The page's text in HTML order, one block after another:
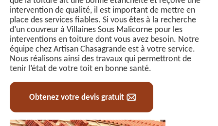
intervention de qualité, il est important de mettre en
place des services fiables. Si vous êtes à la recherche
d’un couvreur à Villaines Sous Malicorne pour les
interventions en toiture dont vous avez besoin. Notre
équipe chez Artisan Chasagrande est à votre service.
Nous réalisons ainsi des travaux qui permettront de
tenir l’état de votre toit en bonne santé.
Obtenez votre devis gratuit